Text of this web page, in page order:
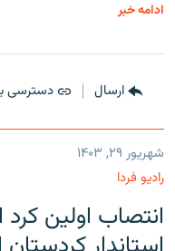
ادامه خبر
ارسال دسترسی
شهریور ۲۹, ۱۴۰۳
رادیو فردا
انتصاب اولین